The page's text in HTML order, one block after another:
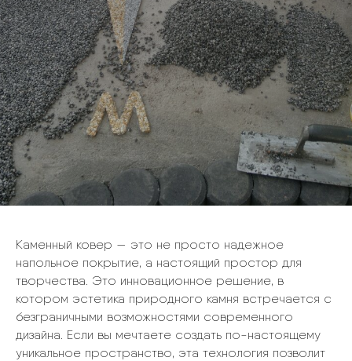
Каменный ковер — это не просто надежное
напольное покрытие, а настоящий простор для
творчества. Это инновационное решение, в
котором эстетика природного камня встречается с
безграничными возможностями современного
дизайна. Если вы мечтаете создать по-настоящему
уникальное пространство, эта технология позволит